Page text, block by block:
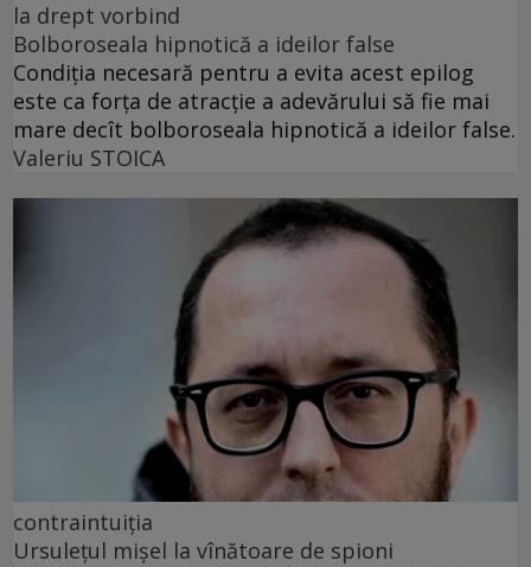
la drept vorbind
Bolboroseala hipnotică a ideilor false
Condiția necesară pentru a evita acest epilog
este ca forța de atracție a adevărului să fie mai
mare decît bolboroseala hipnotică a ideilor false.
Valeriu STOICA
contraintuiția
Ursulețul mișel la vînătoare de spioni